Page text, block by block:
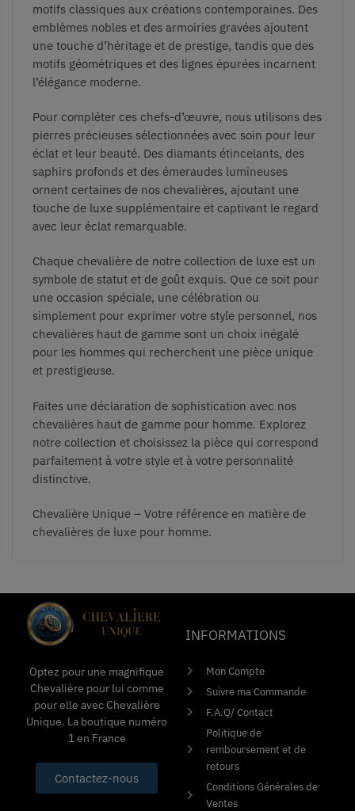
motifs classiques aux créations contemporaines. Des
emblèmes nobles et des armoiries gravées ajoutent
une touche d’héritage et de prestige, tandis que des
motifs géométriques et des lignes épurées incarnent
l’élégance moderne.
Pour compléter ces chefs-d’œuvre, nous utilisons des
pierres précieuses sélectionnées avec soin pour leur
éclat et leur beauté. Des diamants étincelants, des
saphirs profonds et des émeraudes lumineuses
ornent certaines de nos chevalières, ajoutant une
touche de luxe supplémentaire et captivant le regard
avec leur éclat remarquable.
Chaque chevalière de notre collection de luxe est un
symbole de statut et de goût exquis. Que ce soit pour
une occasion spéciale, une célébration ou
simplement pour exprimer votre style personnel, nos
chevalières haut de gamme sont un choix inégalé
pour les hommes qui recherchent une pièce unique
et prestigieuse.
Faites une déclaration de sophistication avec nos
chevalières haut de gamme pour homme. Explorez
notre collection et choisissez la pièce qui correspond
parfaitement à votre style et à votre personnalité
distinctive.
Chevalière Unique – Votre référence en matière de
chevalières de luxe pour homme.
Optez pour une magnifique
Chevalière pour lui comme
pour elle avec Chevalière
Unique. La boutique numéro
1 en France
Contactez-nous
INFORMATIONS
Mon Compte
Suivre ma Commande
F.A.Q/ Contact
Politique de
remboursement et de
retours
Conditions Générales de
Ventes